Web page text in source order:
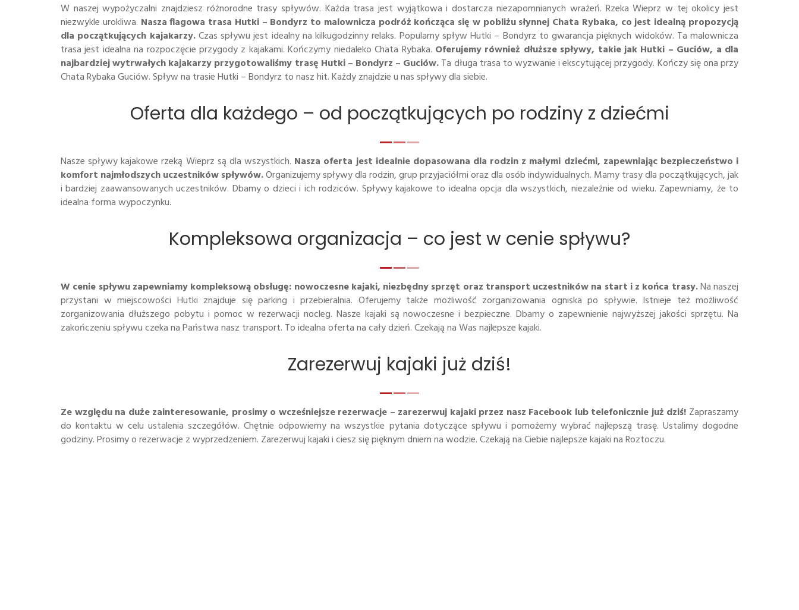
W naszej wypożyczalni znajdziesz różnorodne trasy spływów. Każda trasa jest wyjątkowa i dostarcza niezapomnianych wrażeń. Rzeka Wieprz w tej okolicy jest
niezwykle urokliwa. Nasza flagowa trasa Hutki – Bondyrz to malownicza podróż kończąca się w pobliżu słynnej Chata Rybaka, co jest idealną propozycją
dla początkujących kajakarzy.Czas spływu jest idealny na kilkugodzinny relaks. Popularny spływ Hutki – Bondyrz to gwarancja pięknych widoków. Ta malownicza
trasa jest idealna na rozpoczęcie przygody z kajakami. Kończymy niedaleko Chata Rybaka. Oferujemy również dłuższe spływy, takie jak Hutki – Guciów, a dla
najbardziej wytrwałych kajakarzy przygotowaliśmy trasę Hutki – Bondyrz – Guciów.Ta długa trasa to wyzwanie i ekscytującej przygody. Kończy się ona przy
Chata Rybaka Guciów. Spływ na trasie Hutki – Bondyrz to nasz hit. Każdy znajdzie u nas spływy dla siebie.
Oferta dla każdego – od początkujących po rodziny z dziećmi
Nasze spływy kajakowe rzeką Wieprz są dla wszystkich. Nasza oferta jest idealnie dopasowana dla rodzin z małymi dziećmi, zapewniając bezpieczeństwo i
komfort najmłodszych uczestników spływów.Organizujemy spływy dla rodzin, grup przyjaciółmi oraz dla osób indywidualnych. Mamy trasy dla początkujących, jak
i bardziej zaawansowanych uczestników. Dbamy o dzieci i ich rodziców. Spływy kajakowe to idealna opcja dla wszystkich, niezależnie od wieku. Zapewniamy, że to
idealna forma wypoczynku.
Kompleksowa organizacja – co jest w cenie spływu?
W cenie spływu zapewniamy kompleksową obsługę: nowoczesne kajaki, niezbędny sprzęt oraz transport uczestników na start i z końca trasy.Na naszej
przystani w miejscowości Hutki znajduje się parking i przebieralnia. Oferujemy także możliwość zorganizowania ogniska po spływie. Istnieje też możliwość
zorganizowania dłuższego pobytu i pomoc w rezerwacji nocleg. Nasze kajaki są nowoczesne i bezpieczne. Dbamy o zapewnienie najwyższej jakości sprzętu. Na
zakończeniu spływu czeka na Państwa nasz transport. To idealna oferta na cały dzień. Czekają na Was najlepsze kajaki.
Zarezerwuj kajaki już dziś!
Ze względu na duże zainteresowanie, prosimy o wcześniejsze rezerwacje – zarezerwuj kajaki przez nasz Facebook lub telefonicznie już dziś! Zapraszamy
do kontaktu w celu ustalenia szczegółów. Chętnie odpowiemy na wszystkie pytania dotyczące spływu i pomożemy wybrać najlepszą trasę. Ustalimy dogodne
godziny. Prosimy o rezerwacje z wyprzedzeniem. Zarezerwuj kajaki i ciesz się pięknym dniem na wodzie. Czekają na Ciebie najlepsze kajaki na Roztoczu.